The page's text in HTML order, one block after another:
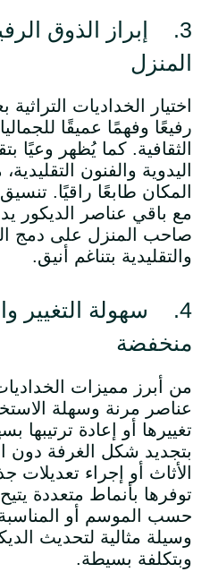
3. إبراز الذوق
المنزل
اختيار الخداديات
رفيعًا وفهمًا عميقًا
الثقافية. كما يُظهر وعيًا
اليدوية والفنون
المكان طابعًا راقيًا.
مع باقي عناصر الديكور
صاحب المنزل على دمج
والتقليدية بتناغم أنيق.
4. سهولة التغيير
منخفضة
من أبرز مميزات الخداديات
عناصر مرنة وسهلة
تغييرها أو إعادة ترتيبها
بتجديد شكل الغرفة دون
الأثاث أو إجراء تعديلات
توفرها بأنماط متعددة
حسب الموسم أو
وسيلة مثالية لتحديث
وبتكلفة بسيطة.